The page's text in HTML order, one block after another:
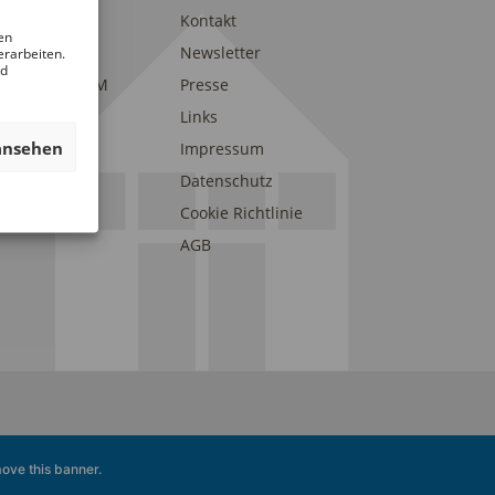
des DAM
Kontakt
Newsletter
Presse
Links
Impressum
Datenschutz
Cookie Richtlinie
AGB
this banner.